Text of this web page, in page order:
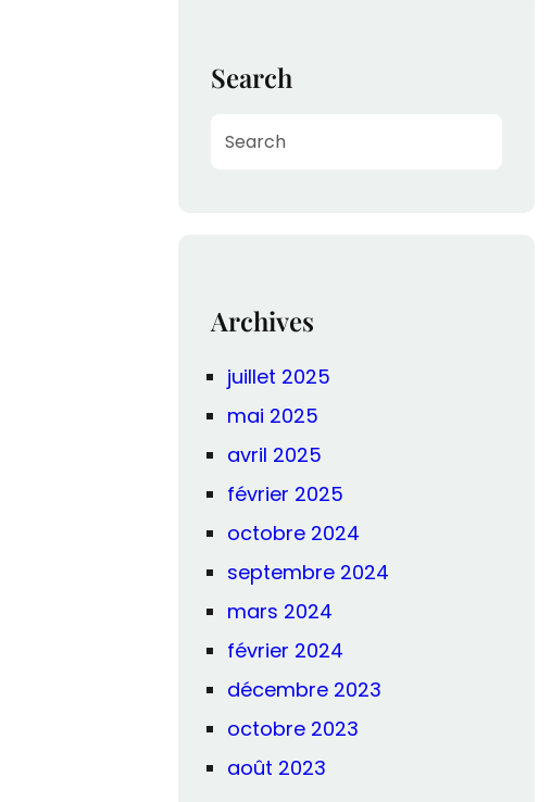
Search
Archives
juillet 2025
mai 2025
avril 2025
février 2025
octobre 2024
septembre 2024
mars 2024
février 2024
décembre 2023
octobre 2023
août 2023